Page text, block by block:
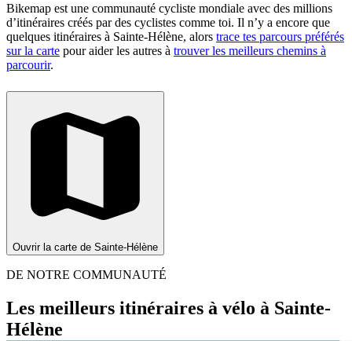
Bikemap est une communauté cycliste mondiale avec des millions
d’itinéraires créés par des cyclistes comme toi. Il n’y a encore que
quelques itinéraires à Sainte-Hélène, alors trace tes parcours préférés
sur la carte pour aider les autres à trouver les meilleurs chemins à
parcourir.
Ouvrir la carte de Sainte-Hélène
DE NOTRE COMMUNAUTÉ
Les meilleurs itinéraires à vélo à Sainte-
Hélène